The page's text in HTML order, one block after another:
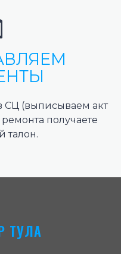
СЦ (выписываем акт
получаете
талон.
ТУЛА